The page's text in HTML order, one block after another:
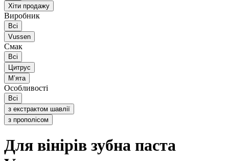
Хіти продажу
Виробник
Всі
Vussen
Смак
Всі
Цитрус
Мʼята
Особливості
Всі
з екстрактом шавлії
з прополісом
Для вінірів зубна паста